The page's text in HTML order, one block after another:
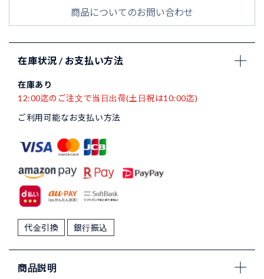
商品についてのお問い合わせ
在庫状況 / お支払い方法
在庫あり
12:00迄のご注文で当日出荷(土日祝は10:00迄)
ご利用可能なお支払い方法
代金引換 銀行振込
商品説明